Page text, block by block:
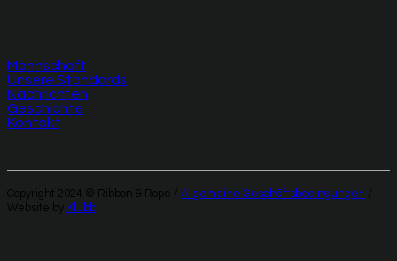
Mannschaft
Unsere Standards
Nachrichten
Geschichte
Kontakt
Copyright 2024 © Ribbon & Rope / Allgemeine Geschäftsbedingungen /
Website by Klubb